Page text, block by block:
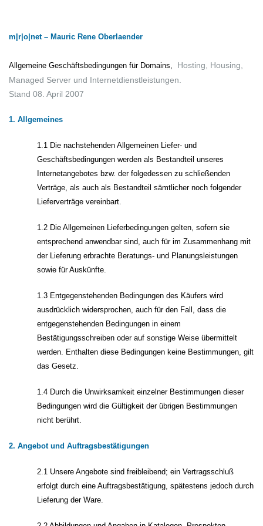
m|r|o|net – Mauric Rene Oberlaender
Allgemeine Geschäftsbedingungen für Domains, Hosting, Housing,
Managed Server und Internetdienstleistungen.
Stand 08. April 2007
1. Allgemeines
1.1 Die nachstehenden Allgemeinen Liefer- und
Geschäftsbedingungen werden als Bestandteil unseres
Internetangebotes bzw. der folgedessen zu schließenden
Verträge, als auch als Bestandteil sämtlicher noch folgender
Lieferverträge vereinbart.
1.2 Die Allgemeinen Lieferbedingungen gelten, sofern sie
entsprechend anwendbar sind, auch für im Zusammenhang mit
der Lieferung erbrachte Beratungs- und Planungsleistungen
sowie für Auskünfte.
1.3 Entgegenstehenden Bedingungen des Käufers wird
ausdrücklich widersprochen, auch für den Fall, dass die
entgegenstehenden Bedingungen in einem
Bestätigungsschreiben oder auf sonstige Weise übermittelt
werden. Enthalten diese Bedingungen keine Bestimmungen, gilt
das Gesetz.
1.4 Durch die Unwirksamkeit einzelner Bestimmungen dieser
Bedingungen wird die Gültigkeit der übrigen Bestimmungen
nicht berührt.
2. Angebot und Auftragsbestätigungen
2.1 Unsere Angebote sind freibleibend; ein Vertragsschluß
erfolgt durch eine Auftragsbestätigung, spätestens jedoch durch
Lieferung der Ware.